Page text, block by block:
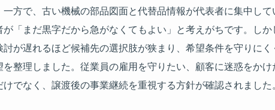
方で、古い機械の部品図面と代替品情報が代表者に集中し
が「まだ黒字だから急がなくてもよい」と考えがちです。し
が遅れるほど候補先の選択肢が狭まり、希望条件を守りにく
整理しました。従業員の雇用を守りたい、顧客に迷惑をか
でなく、譲渡後の事業継続を重視する方針が確認されました